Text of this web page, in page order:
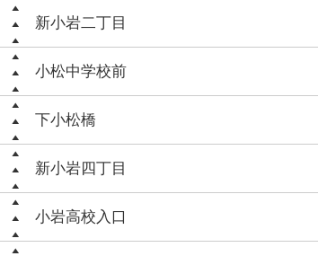
新小岩二丁目
小松中学校前
下小松橋
新小岩四丁目
小岩高校入口